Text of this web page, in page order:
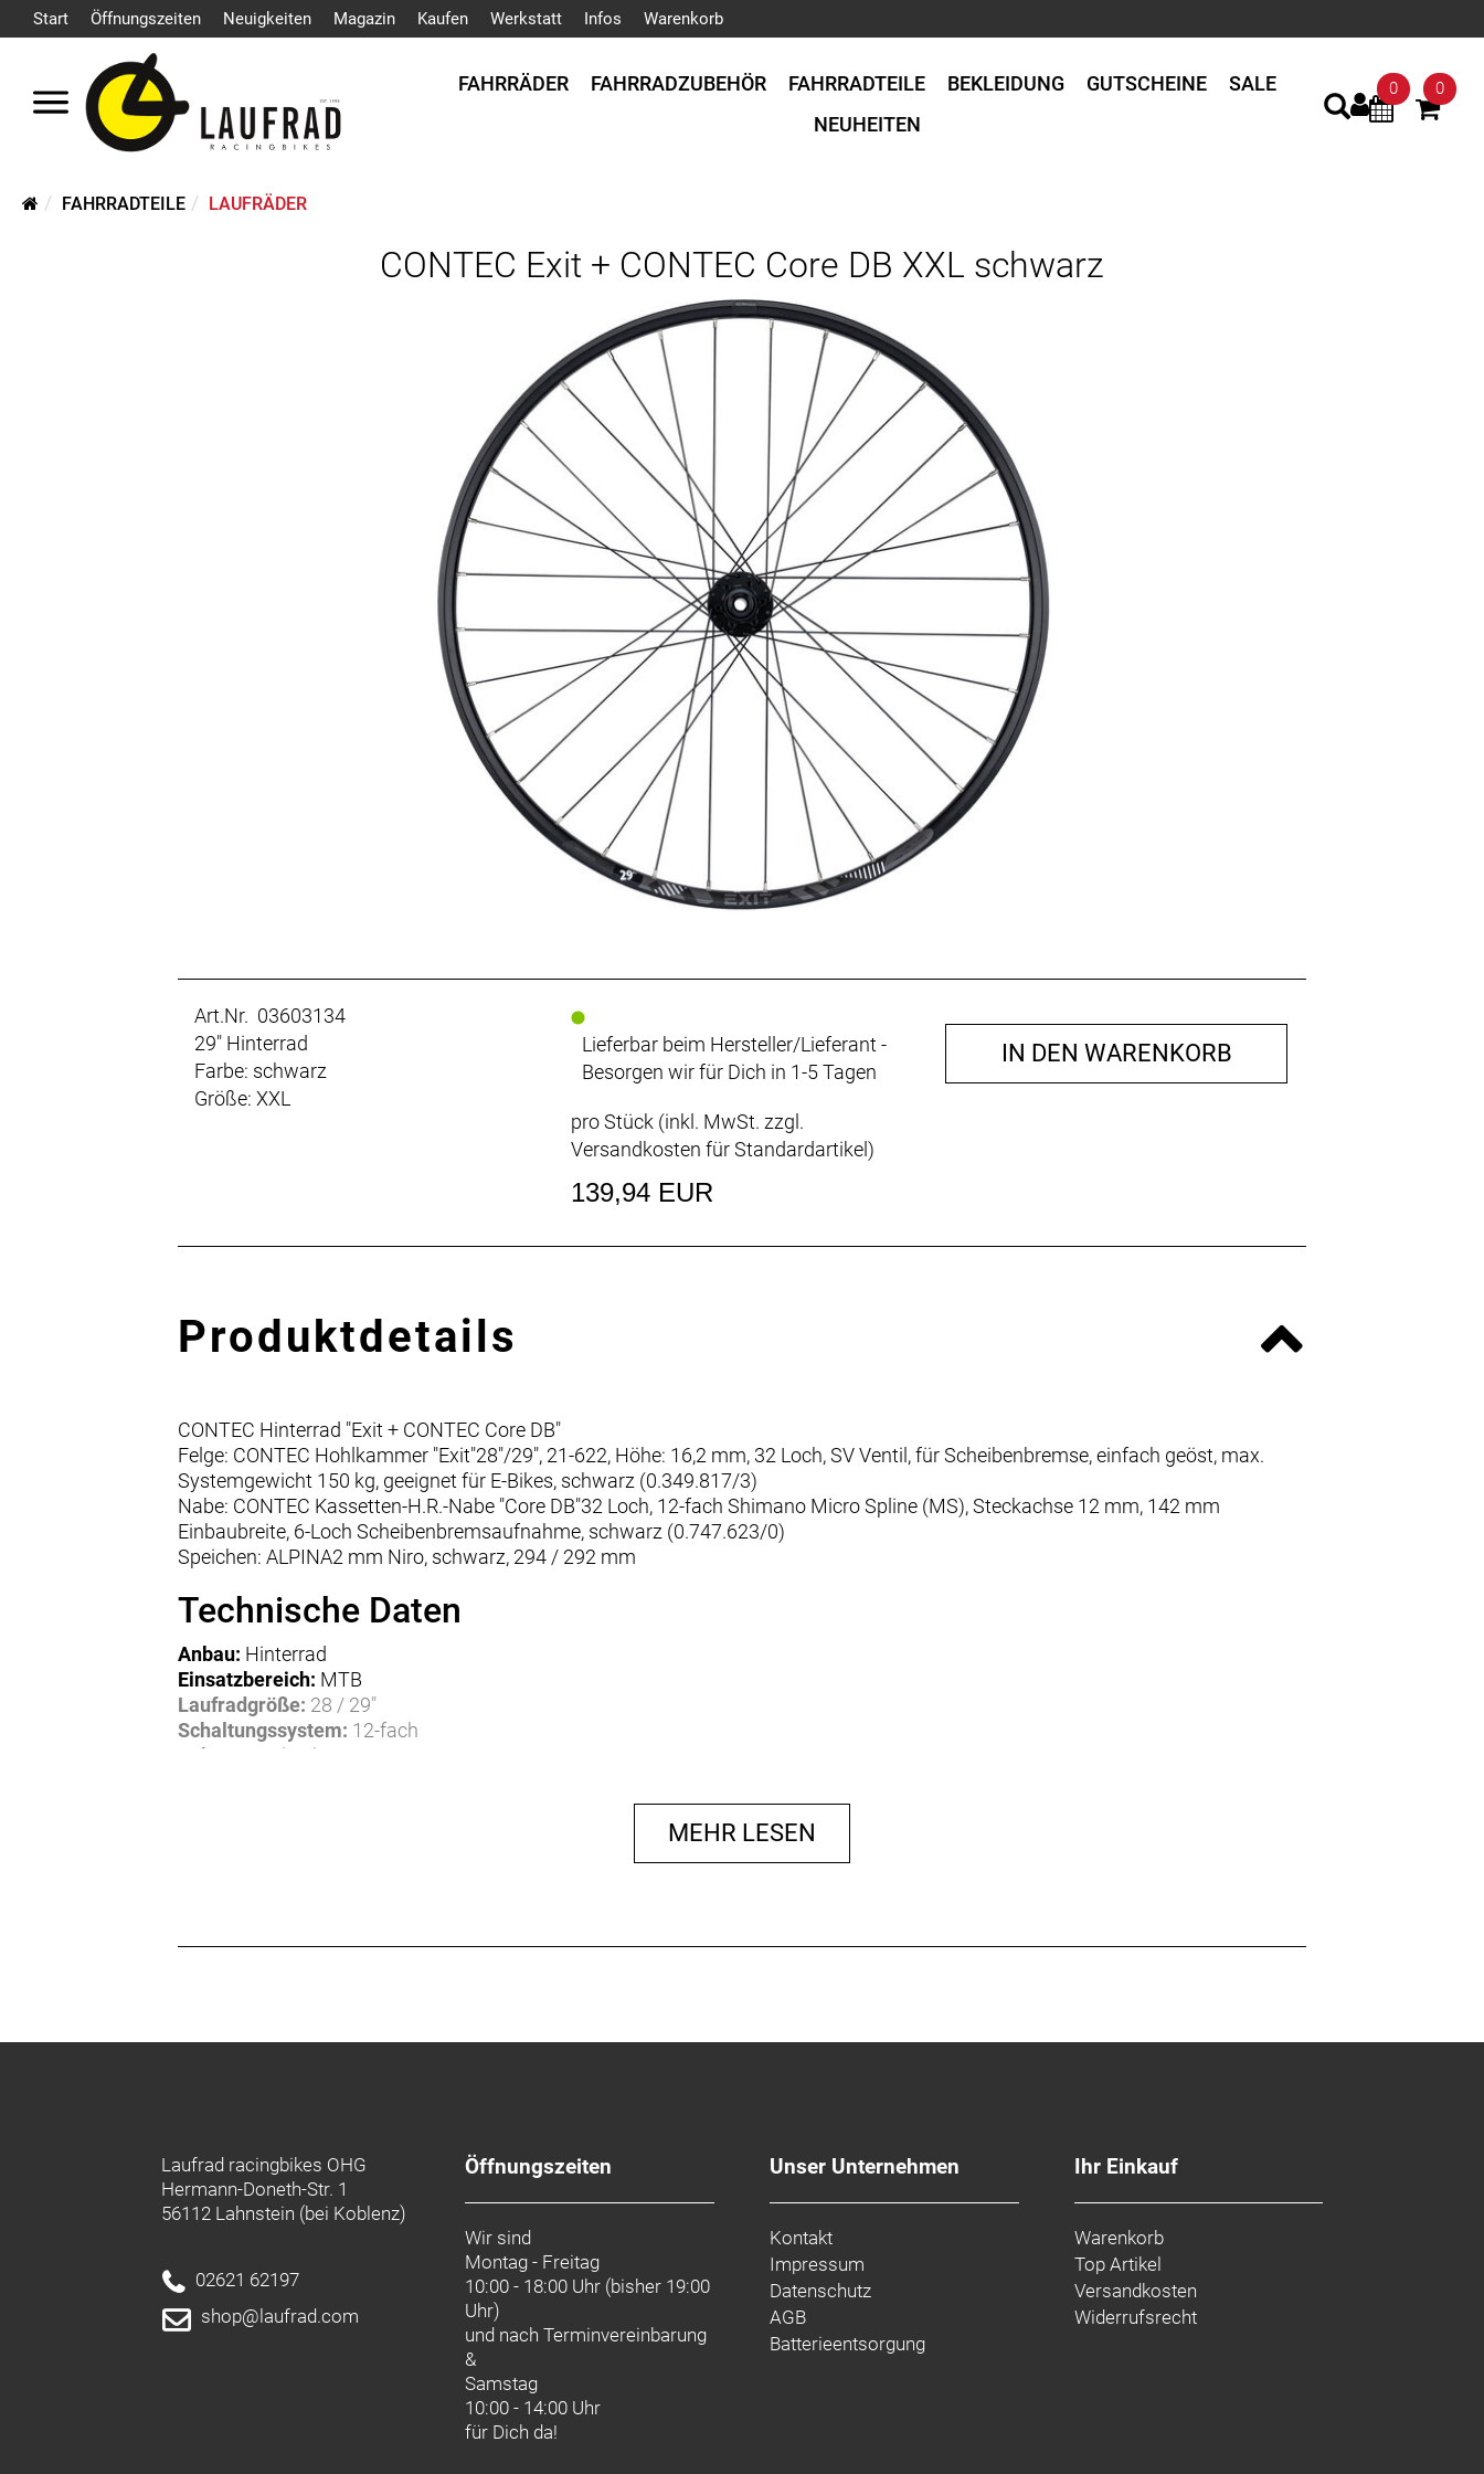
Start Öffnungszeiten Neuigkeiten Magazin Kaufen Werkstatt Infos Warenkorb
FAHRRÄDER FAHRRADZUBEHÖR FAHRRADTEILE BEKLEIDUNG GUTSCHEINE
SALE
NEUHEITEN
0 0
FAHRRADTEILE LAUFRÄDER
CONTEC Exit + CONTEC Core DB XXL schwarz
Art.Nr. 03603134
29" Hinterrad
Farbe: schwarz
Größe: XXL
Lieferbar beim Hersteller/Lieferant -
Besorgen wir für Dich in 1-5 Tagen
pro Stück (inkl. MwSt. zzgl.
Versandkosten für Standardartikel)
139,94 EUR
IN DEN WARENKORB
Produktdetails
CONTEC Hinterrad "Exit + CONTEC Core DB"
Felge: CONTEC Hohlkammer "Exit"28"/29", 21-622, Höhe: 16,2 mm, 32 Loch, SV Ventil, für Scheibenbremse, einfach geöst, max.
Systemgewicht 150 kg, geeignet für E-Bikes, schwarz (0.349.817/3)
Nabe: CONTEC Kassetten-H.R.-Nabe "Core DB"32 Loch, 12-fach Shimano Micro Spline (MS), Steckachse 12 mm, 142 mm
Einbaubreite, 6-Loch Scheibenbremsaufnahme, schwarz (0.747.623/0)
Speichen: ALPINA2 mm Niro, schwarz, 294 / 292 mm
Technische Daten
Anbau: Hinterrad
Einsatzbereich: MTB
Laufradgröße: 28 / 29"
Schaltungssystem: 12-fach
Achse:
Steckachse 12 mm
info@hartje.de
MEHR LESEN
Laufrad racingbikes OHG
Hermann-Doneth-Str. 1
56112 Lahnstein (bei Koblenz)
02621 62197
shop@laufrad.com
Öffnungszeiten
Wir sind
Montag - Freitag
10:00 - 18:00 Uhr (bisher 19:00
Uhr)
und nachTerminvereinbarung
&
Samstag
10:00 - 14:00 Uhr
für Dich da!
Unser Unternehmen
Kontakt
Impressum
Datenschutz
AGB
Batterieentsorgung
Ihr Einkauf
Warenkorb
Top Artikel
Versandkosten
Widerrufsrecht